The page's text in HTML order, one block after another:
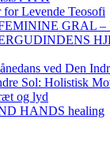
for Levende Teosofi
GRAL –
ved Den
Sol: Holistisk
og lyd
HANDS healing